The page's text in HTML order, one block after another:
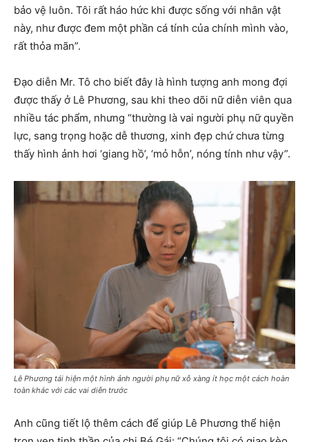
bảo vệ luôn. Tôi rất háo hức khi được sống với nhân vật
này, như được đem một phần cá tính của chính mình vào,
rất thỏa mãn”.
Đạo diễn Mr. Tô cho biết đây là hình tượng anh mong đợi
được thấy ở Lê Phương, sau khi theo dõi nữ diễn viên qua
nhiều tác phẩm, nhưng “thường là vai người phụ nữ quyền
lực, sang trọng hoặc dễ thương, xinh đẹp chứ chưa từng
thấy hình ảnh hơi ‘giang hồ’, ‘mỏ hỗn’, nóng tính như vậy”.
Lê Phương tái hiện một hình ảnh người phụ nữ xỗ xàng ít học một cách hoàn
toàn khác với các vai diễn trước
Anh cũng tiết lộ thêm cách để giúp Lê Phương thể hiện